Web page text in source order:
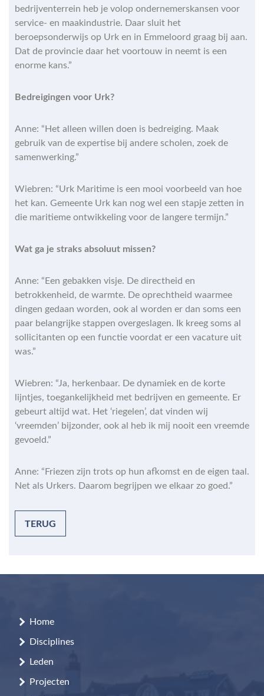
bedrijventerrein heb je volop ondernemerskansen voor
service- en maakindustrie. Daar sluit het
beroepsonderwijs op Urk en in Emmeloord graag bij aan.
Dat de provincie daar het voortouw in neemt is een
enorme kans.”
Bedreigingen voor Urk?
Anne: “Het alleen willen doen is bedreiging. Maak
gebruik van de expertise bij andere scholen, zoek de
samenwerking.”
Wiebren: “Urk Maritime is een mooi voorbeeld van hoe
het kan. Gemeente Urk kan nog wel een stapje zetten in
die maritieme ontwikkeling voor de langere termijn.”
Wat ga je straks absoluut missen?
Anne: “Een gebakken visje. De directheid en
betrokkenheid, de warmte. De oprechtheid waarmee
dingen gedaan worden, ook al worden er dan soms een
paar belangrijke stappen overgeslagen. Ik kreeg soms al
sollicitanten op een functie voordat er een vacature uit
was.”
Wiebren: “Ja, herkenbaar. De dynamiek en de korte
lijntjes, toegankelijkheid met bedrijven en gemeente. Er
gebeurt altijd wat. Het ‘riegelen’, dat vinden wij
‘vreemden’ bijzonder, ook al heb ik mij nooit een vreemde
gevoeld.”
Anne: “Friezen zijn trots op hun afkomst en de eigen taal.
Net als Urkers. Daarom begrijpen we elkaar zo goed.”
TERUG
Home
Disciplines
Leden
Projecten